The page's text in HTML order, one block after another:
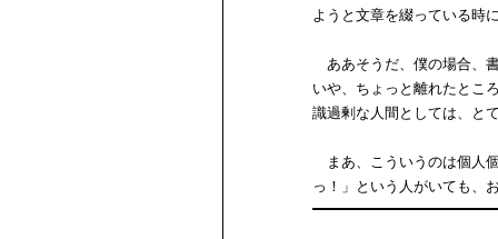
ようと文章を綴っている時
ああそうだ、僕の場合、
いや、ちょっと離れたとこ
識過剰な人間としては、と
まあ、こういうのは個人
っ！」という人がいても、